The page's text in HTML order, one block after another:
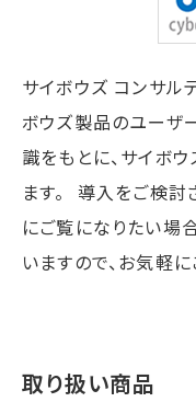
サイボウズ コンサル
ボウズ製品のユーザ
識をもとに、サイボ
ます。 導入をご検
にご覧になりたい場
いますので、お気軽に
取り扱い商品